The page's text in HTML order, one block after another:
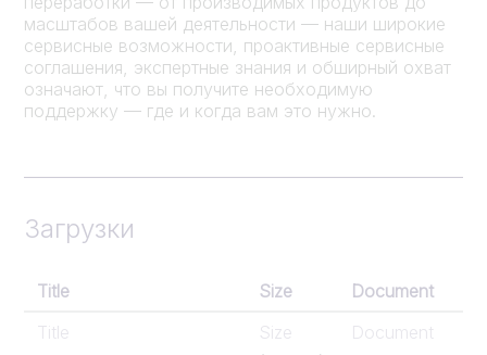
масштабов вашей деятельности — наши широкие
сервисные возможности, проактивные сервисные
соглашения, экспертные знания и обширный охват
означают, что вы получите необходимую
поддержку — где и когда вам это нужно.
Загрузки
Title Size
Document
Title
Size
Document